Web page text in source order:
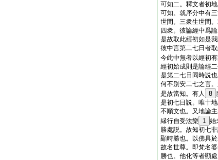
可知二。釋文者初
可知。就序分中有
世間。三衆生世間
四衆。彼論經中爲
是故取此經初如是
彼中言第二七日者
今此中無者以經初
經初始成則是論經
是第二七日同時説
何不別安二七之言
是故當知。有人
8
是初七日説。唯十
不順文也。又地論
縁行自受法樂 1 始
勝處説。故知初七
顯時勝也。以佛具
故名世尊。即梵名
勝也。他化等者顯